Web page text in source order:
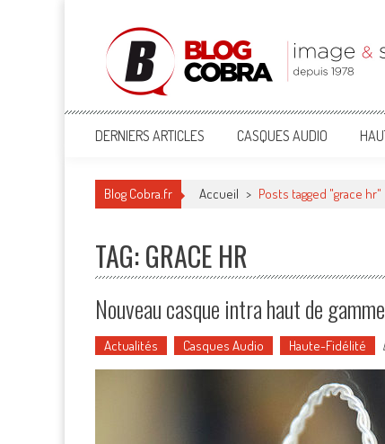
Blog Cobra
Toute l'actu Image & Son !
DERNIERS ARTICLES CASQUES AUDIO
Blog Cobra.fr Accueil > Posts tagged "grace hr"
TAG: GRACE HR
Nouveau casque intra haut de
Actualités Casques Audio Haute-Fidélité